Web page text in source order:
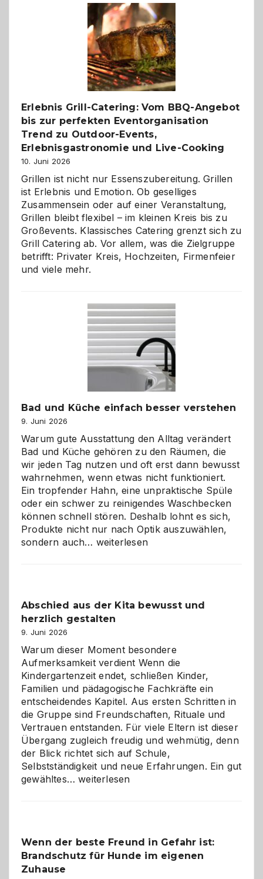
–
die
Gelegenheit,
neue
Reiseziele
zu
entdecken
Erlebnis Grill-Catering: Vom BBQ-Angebot
bis zur perfekten Eventorganisation
Trend zu Outdoor-Events,
Erlebnisgastronomie und Live-Cooking
10. Juni 2026
Grillen ist nicht nur Essenszubereitung. Grillen
ist Erlebnis und Emotion. Ob geselliges
Zusammensein oder auf einer Veranstaltung,
Grillen bleibt flexibel – im kleinen Kreis bis zu
Großevents. Klassisches Catering grenzt sich zu
Grill Catering ab. Vor allem, was die Zielgruppe
betrifft: Privater Kreis, Hochzeiten, Firmenfeier
und viele mehr.
Bad und Küche einfach besser verstehen
9. Juni 2026
Warum gute Ausstattung den Alltag verändert
Bad und Küche gehören zu den Räumen, die
wir jeden Tag nutzen und oft erst dann bewusst
wahrnehmen, wenn etwas nicht funktioniert.
Ein tropfender Hahn, eine unpraktische Spüle
oder ein schwer zu reinigendes Waschbecken
können schnell stören. Deshalb lohnt es sich,
Produkte nicht nur nach Optik auszuwählen,
sondern auch… Bad
verstehen
weiterlesen
Abschied aus der Kita bewusst und
herzlich gestalten
9. Juni 2026
Warum dieser Moment besondere
Aufmerksamkeit verdient Wenn die
Kindergartenzeit endet, schließen Kinder,
Familien und pädagogische Fachkräfte ein
entscheidendes Kapitel. Aus ersten Schritten in
die Gruppe sind Freundschaften, Rituale und
Vertrauen entstanden. Für viele Eltern ist dieser
Übergang zugleich freudig und wehmütig, denn
der Blick richtet sich auf Schule,
Selbstständigkeit und neue Erfahrungen. Ein gut
gewähltes…Abschied
und
herzlich
weiterlesen
Wenn der beste Freund in Gefahr ist:
Brandschutz für Hunde im eigenen
Zuhause